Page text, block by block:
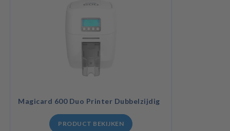
Magicard 600 Duo Printer Dubbelzijdig
PRODUCT BEKIJKEN